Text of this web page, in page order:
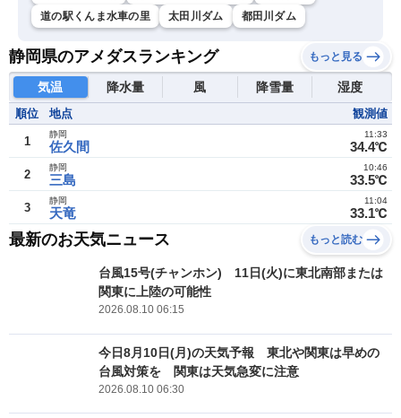
道の駅くんま水車の里
太田川ダム 都田川ダム
静岡県のアメダスランキング もっと見る
気温 降水量 風 降雪量 湿度
順位 地点 観測値
1 佐久間
静岡
34.4℃
11:33
2 三島
静岡
33.5℃
10:46
3 天竜
静岡
33.1℃
11:04
最新のお天気ニュース もっと読む
台風15号(チャンホン) 11日(火)に東北南部または
関東に上陸の可能性
2026.08.10 06:15
今日8月10日(月)の天気予報 東北や関東は早めの
台風対策を 関東は天気急変に注意
2026.08.10 06:30